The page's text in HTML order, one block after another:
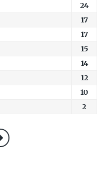
24
17
17
15
14
12
10
2